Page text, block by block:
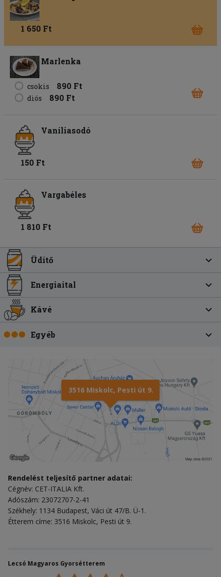
1 650 Ft
Marlenka
csokis 890 Ft
diós 890 Ft
Vaníliasodó
150 Ft
Vargabéles
1 810 Ft
Üdítő
Energiaital
Kávé
Egyéb
3516 Miskolc, Pesti út 9.
Rendelést teljesítő partner adatai:
Cégnév: CET-ITALIA Kft.
Adószám: 23072707-2-41
Székhely: 1134 Budapest, Váci út 47/B. Ü-1.
Étterem címe: 3516 Miskolc, Pesti út 9.
Lecsó Magyaros Gyorsétterem